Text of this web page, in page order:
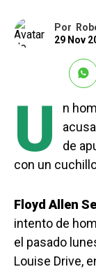
Por
29 Nov
U
n
de
con un
Floyd Allen
intento de
el pasado
Louise Drive,